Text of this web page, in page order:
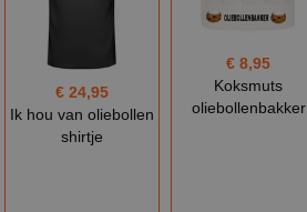
€ 24,95
Ik hou van oliebollen
shirtje
€ 8,95
Koksmuts
oliebollenbakker